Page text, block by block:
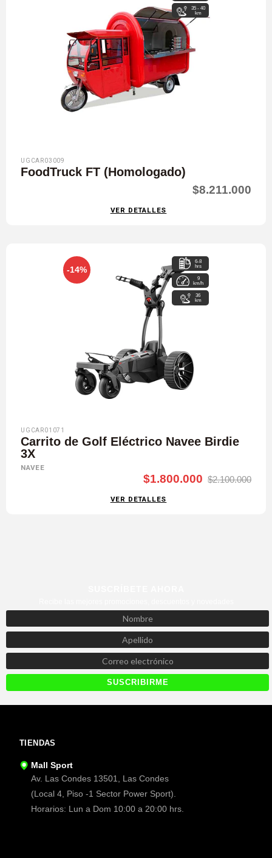
35 - 40
km
UGCAR03009
FoodTruck FT (Homologado)
$8.211.000
VER DETALLES
-14%
6-8
hrs
9
km/h
36
km
UGCAR01071
Carrito de Golf Eléctrico Navee Birdie
3X
NAVEE
$1.800.000 $2.100.000
VER DETALLES
TIENDAS
Mall Sport
Av. Las Condes 13501, Las Condes
(Local 4, Piso -1 Sector Power Sport).
Horarios: Lun a Dom 10:00 a 20:00 hrs.